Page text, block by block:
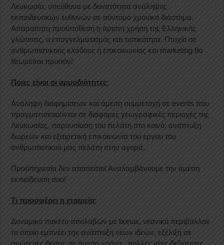
Λευκωσία, υπεύθυνα με δυνατότητα ανάληψης
εκπαιδευτικών ευθυνών σε σύντομο χρονικό διάστημα.
Απαραίτητη προϋπόθεση η άριστη χρήση της Ελληνικής
γλώσσας, ο επαγγελματισμός και τυπικότητα. Πτυχίο σε
ανθρωπιστικούς κλάδους ή επικοινωνίας και marketing θα
θεωρείται προσόν!
Ποιες είναι οι αρμοδιότητες;
Ανάληψη διαφημίσεων και άμεση συμμετοχή σε events που
πραγματοποιούνται σε διάφορες γεωγραφικές περιοχές της
Λευκωσίας, παρουσίαση του πελάτη στο κοινό, ανάπτυξη
δωρεών και εξαιρετική επικοινωνία του έργου του
ανθρωπιστικού μας πελάτη στην αγορά.
Προϋπηρεσία δεν απαιτείται! Αναλαμβάνουμε την άμεση
εκπαίδευση σου!
Τι προσφέρει η εταιρεία;
Δυναμικό πακέτο απολαβών με bonus, νεανικό περιβάλλον
το οποίο εμπνέει την ανάπτυξη νέων ιδεών, εξέλιξη σε
ανώτερες θέσεις σε άμεσο χρόνο , πολλές νέες δεξιότητες